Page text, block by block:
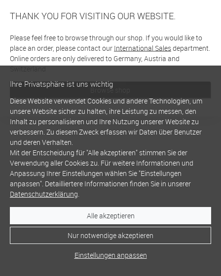
THANK YOU FOR VISITING OUR WEBSITE.
Please feel free to browse through our shop. If you would like to
place an order, please contact our International Salesdepartment.
Online orders are only delivered to Germany, Austria and
Switzerland
Browse shop
Ihre Privatsphäre ist uns wichtig
Diese Website verwendet Cookies und andere Technologien, um
unsere Website sicher zu halten, ihre Leistung zu messen, den
Inhalt zu personalisieren und Ihre Nutzung unserer Website zu
verbessern. Zu diesem Zweck erfassen wir Daten über Benutzer
und deren Verhalten.
Mit der Entscheidung für "Alle akzeptieren" stimmen Sie der
Verwendung aller Cookies zu. Für weitere Informationen und
Anpassung Ihrer Einstellungen wählen Sie "Einstellungen
anpassen". Detailliertere Informationen finden Sie in unserer
Datenschutzerklärung.
Alle akzeptieren
Nur notwendige akzeptieren
Einstellungen anpassen